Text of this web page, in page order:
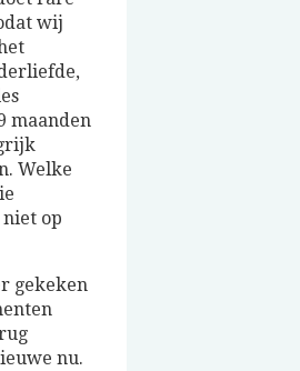
wij
maanden
Welke
op
gekeken
nu.